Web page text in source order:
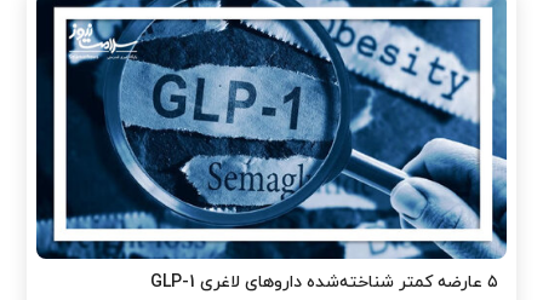
۵ عارضه کمتر شناخته‌شده داروهای لاغری GLP-1